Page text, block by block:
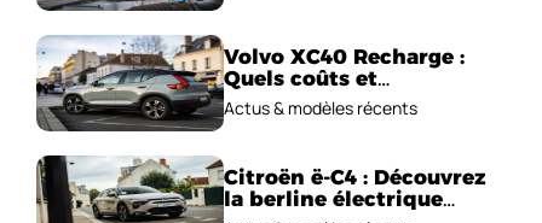
Volvo XC40 Recharge :
Quels coûts et
performances
électriques ?
Actus & modèles récents
Citroën ë-C4 : Découvrez
la berline électrique